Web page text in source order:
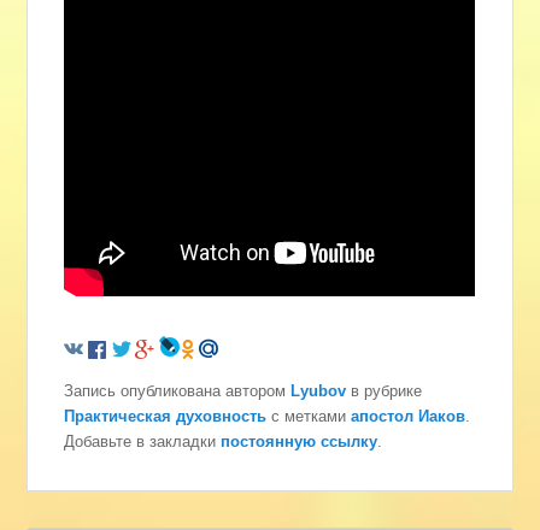
Запись опубликована автором Lyubov в рубрике
Практическая духовность с меткамиапостол Иаков
Добавьте в закладки постоянную ссылку